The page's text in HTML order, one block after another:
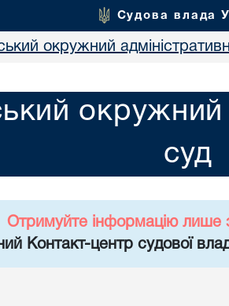
Судова влада
окружний
окружний
суд
Отримуйте інформацію лише
Контакт-центр судової